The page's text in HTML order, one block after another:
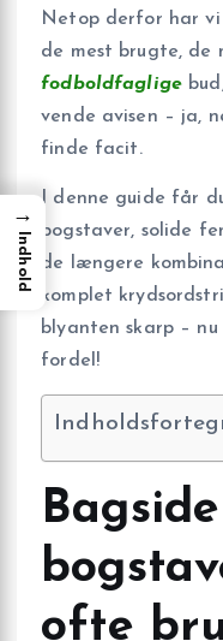
Netop derfor har vi
de mest brugte, de
fodboldfaglige
vende avisen – ja,
finde facit.
I denne guide får
bogstaver, solide
de længere
komplet
blyanten skarp –
fordel!
ofte
→
Indhold